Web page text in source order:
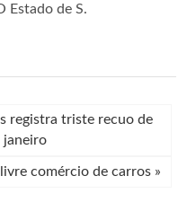
Estado de S.
registra triste recuo de
janeiro
comércio de carros »